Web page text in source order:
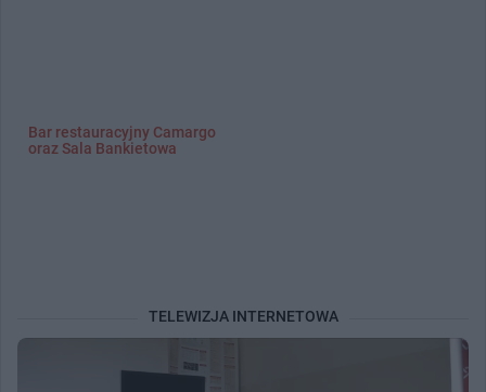
Bar restauracyjny Camargo
oraz Sala Bankietowa
TELEWIZJA INTERNETOWA